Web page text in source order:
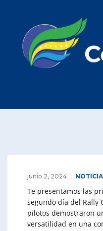
junio 2, 2024
Te presentamos las
segundo día del Rally
pilotos demostraron
versatilidad en una